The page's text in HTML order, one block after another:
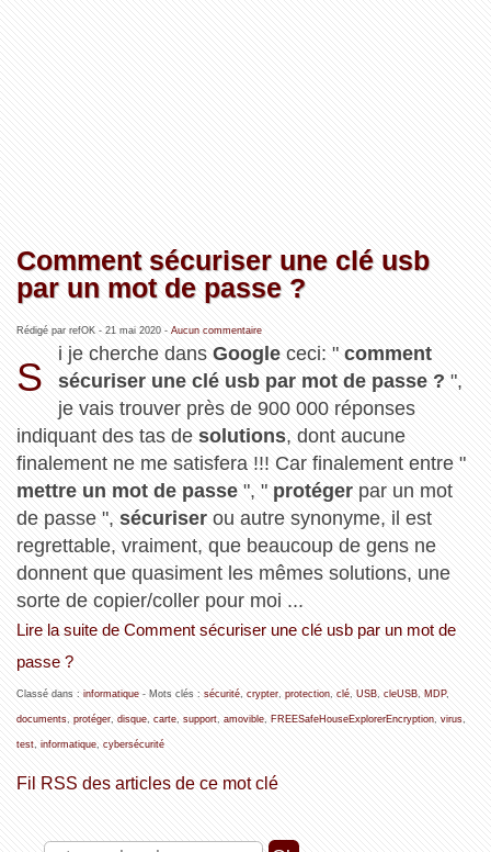
Comment sécuriser une clé usb
par un mot de passe ?
Rédigé par refOK - 21 mai 2020- Aucun commentaire
S
i je cherche dansGoogle ceci: "comment
sécuriser une clé usb par mot de passe ? ",
je vais trouver près de 900 000 réponses
indiquant des tas de solutions, dont aucune
finalement ne me satisfera !!! Car finalement entre "
mettre un mot de passe ", " protégerpar un mot
de passe ", sécuriserou autre synonyme, il est
regrettable, vraiment, que beaucoup de gens ne
donnent que quasiment les mêmes solutions, une
sorte de copier/coller pour moi ...
Lire la suite de Comment sécuriser une clé usb par un mot de
passe ?
Classé dans : informatique- Mots clés : sécurité, crypter, protection, clé, USB, cleUSB, MDP,
documents, protéger, disque, carte, support, amovible, FREESafeHouseExplorerEncryption, virus,
test, informatique, cybersécurité
Fil RSS des articles de ce mot clé